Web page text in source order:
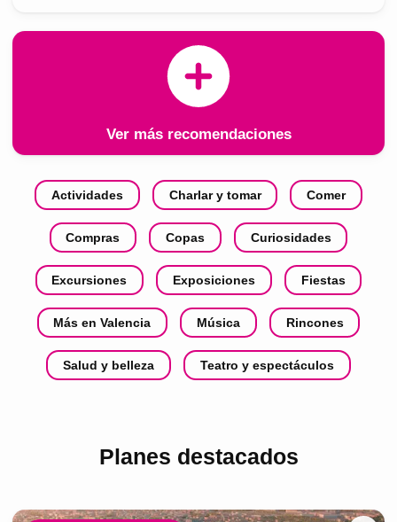
Ver más recomendaciones
Actividades Charlar y tomar Comer
Compras Copas Curiosidades
Excursiones Exposiciones Fiestas
Más en Valencia Música Rincones
Salud y belleza Teatro y espectáculos
Planes destacados